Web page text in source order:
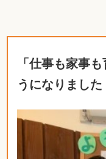
「仕事も家事
うになりました